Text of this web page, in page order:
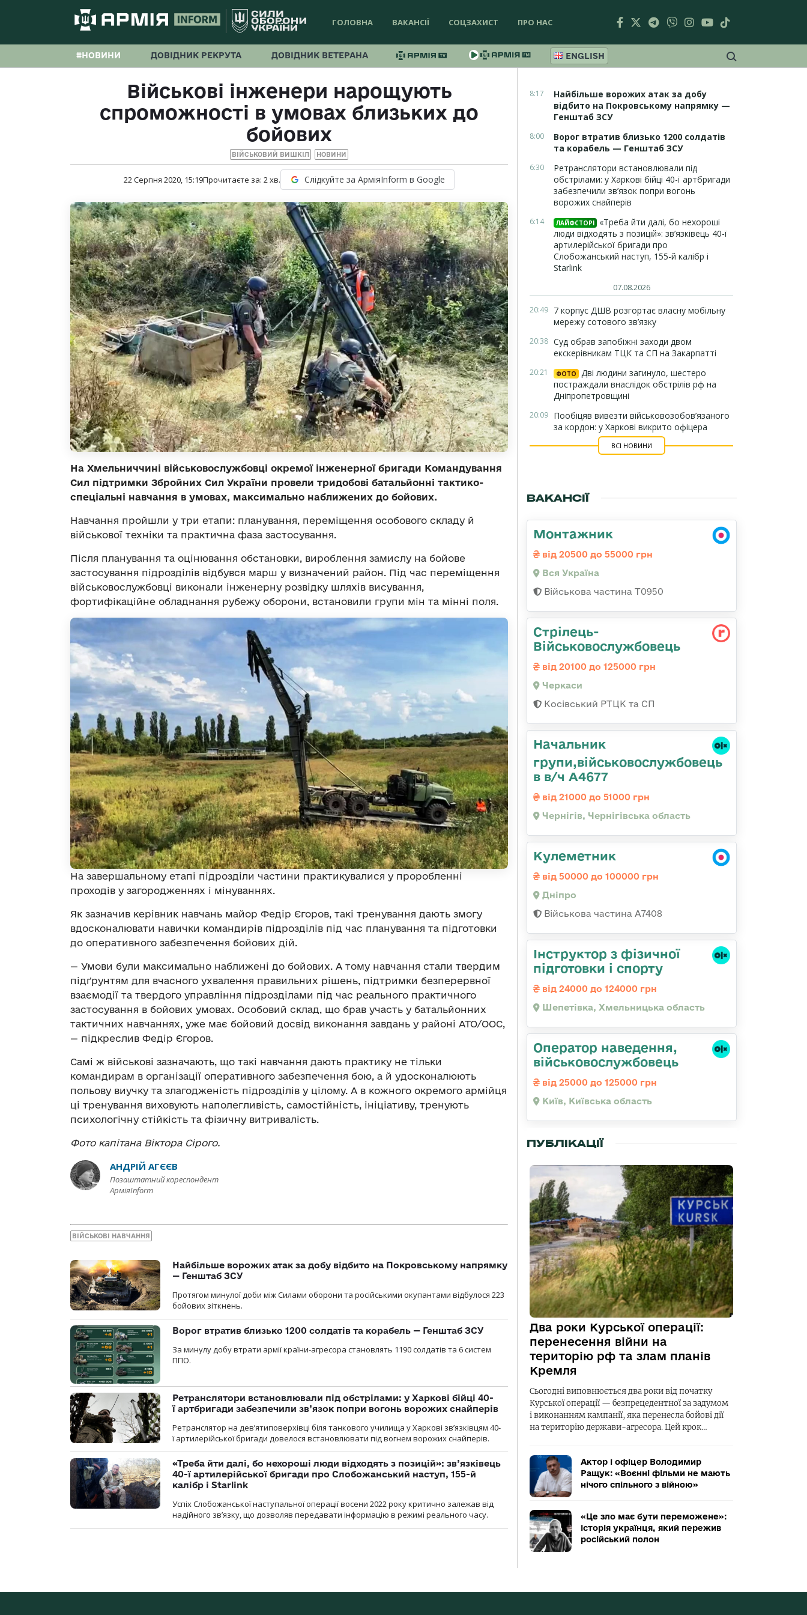
ГОЛОВНА ВАКАНСІЇ СОЦЗАХИСТ ПРО НАС
#НОВИНИ ДОВІДНИК РЕКРУТА ДОВІДНИК ВЕТЕРАНА ENGLISH
Військові інженери нарощують
спроможності в умовах близьких до
бойових
ВІЙСЬКОВИЙ ВИШКІЛ НОВИНИ
22 Серпня 2020, 15:19Прочитаєте за: 2хв. Слідкуйте за АрміяInform в Google
На Хмельниччині військовослужбовці окремої інженерної бригади Командування
Сил підтримки Збройних Сил України провели тридобові батальйонні тактико-
спеціальні навчання в умовах, максимально наближених до бойових.
Навчання пройшли у три етапи: планування, переміщення особового складу й
військової техніки та практична фаза застосування.
Після планування та оцінювання обстановки, вироблення замислу на бойове
застосування підрозділів відбувся марш у визначений район. Під час переміщення
військовослужбовці виконали інженерну розвідку шляхів висування,
фортифікаційне обладнання рубежу оборони, встановили групи мін та мінні поля.
На завершальному етапі підрозділи частини практикувалися у проробленні
проходів у загородженнях і мінуваннях.
Як зазначив керівник навчань майор Федір Єгоров, такі тренування дають змогу
вдосконалювати навички командирів підрозділів під час планування та підготовки
до оперативного забезпечення бойових дій.
— Умови були максимально наближені до бойових. А тому навчання стали твердим
підґрунтям для вчасного ухвалення правильних рішень, підтримки безперервної
взаємодії та твердого управління підрозділами під час реального практичного
застосування в бойових умовах. Особовий склад, що брав участь у батальйонних
тактичних навчаннях, уже має бойовий досвід виконання завдань у районі АТО/ООС,
— підкреслив Федір Єгоров.
Самі ж військові зазначають, що такі навчання дають практику не тільки
командирам в організації оперативного забезпечення бою, а й удосконалюють
польову виучку та злагодженість підрозділів у цілому. А в кожного окремого армійця
ці тренування виховують наполегливість, самостійність, ініціативу, тренують
психологічну стійкість та фізичну витривалість.
Фото капітана Віктора Сірого.
АНДРІЙ АГЄЄВ
Позаштатний кореспондент
АрміяInform
ВІЙСЬКОВІ НАВЧАННЯ
Найбільше ворожих атак за добу відбито на Покровському напрямку
— Генштаб ЗСУ
Протягом минулої доби між Силами оборони та російськими окупантами відбулося 223
бойових зіткнень.
Ворог втратив близько 1200 солдатів та корабель — Генштаб ЗСУ
За минулу добу втрати армії країни-агресора становлять 1190 солдатів та 6 систем
ППО.
Ретранслятори встановлювали під обстрілами: у Харкові бійці 40-
ї артбригади забезпечили зв’язок попри вогонь ворожих снайперів
Ретранслятор на дев’ятиповерхівці біля танкового училища у Харкові зв’язківцям 40-
ї артилерійської бригади довелося встановлювати під вогнем ворожих снайперів.
«Треба йти далі, бо нехороші люди відходять з позицій»: зв’язківець
40-ї артилерійської бригади про Слобожанський наступ, 155-й
калібр і Starlink
Успіх Слобожанської наступальної операції восени 2022 року критично залежав від
надійного зв’язку, що дозволяв передавати інформацію в режимі реального часу.
8:17
Найбільше ворожих атак за добу
відбито на Покровському напрямку —
Генштаб ЗСУ
8:00
Ворог втратив близько 1200 солдатів
та корабель — Генштаб ЗСУ
6:30
Ретранслятори встановлювали під
обстрілами: у Харкові бійці 40-ї артбригади
забезпечили зв’язок попри вогонь
ворожих снайперів
6:14 ЛАЙФСТОРІ
«Треба йти далі, бо нехороші
люди відходять з позицій»: зв’язківець 40-ї
артилерійської бригади про
Слобожанський наступ, 155-й калібр і
Starlink
07.08.2026
20:49 7 корпус ДШВ розгортає власну мобільну
мережу сотового зв’язку
20:38 Суд обрав запобіжні заходи двом
екскерівникам ТЦК та СП на Закарпатті
20:21 ФОТО
Дві людини загинуло, шестеро
постраждали внаслідок обстрілів рф на
Дніпропетровщині
20:09 Пообіцяв вивезти військовозобов’язаного
за кордон: у Харкові викрито офіцера
ВСІ НОВИНИ
ВАКАНСІЇ
Монтажник
від 20500 до 55000 грн
Вся Україна
Військова частина Т0950
Стрілець-
Військовослужбовець
від 20100 до 125000 грн
Черкаси
Косівський РТЦК та СП
Начальник
групи,військовослужбовець
в в/ч А4677
від 21000 до 51000 грн
Чернігів, Чернігівська область
Кулеметник
від 50000 до 100000 грн
Дніпро
Військова частина А7408
Інструктор з фізичної
підготовки і спорту
від 24000 до 124000 грн
Шепетівка, Хмельницька область
Оператор наведення,
військовослужбовець
від 25000 до 125000 грн
Київ, Київська область
ПУБЛІКАЦІЇ
Два роки Курської операції:
перенесення війни на
територію рф та злам планів
Кремля
Сьогодні виповнюється два роки від початку
Курської операції — безпрецедентної за задумом
і виконанням кампанії, яка перенесла бойові дії
на територію держави-агресора. Цей крок…
Актор і офіцер Володимир
Ращук: «Воєнні фільми не мають
нічого спільного з війною»
«Це зло має бути переможене»:
історія українця, який пережив
російський полон